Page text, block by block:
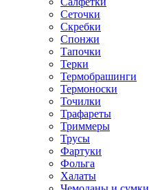
Сеточки
Скребки
Спонжи
Тапочки
Терки
Термобрашинги
Термоноски
Точилки
Трафареты
Триммеры
Трусы
Фартуки
Фольга
Халаты